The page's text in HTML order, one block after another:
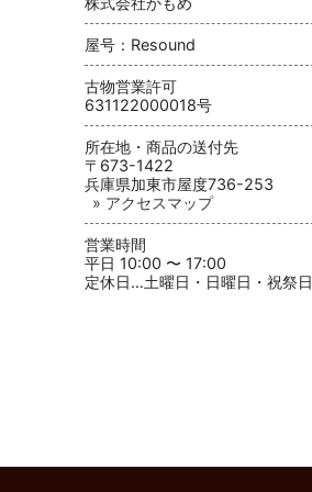
屋号：Resound
古物営業許可
631122000018号
所在地・商品の送付先
〒673-1422
兵庫県加東市屋度736-253
» アクセスマップ
営業時間
平日 10:00 〜 17:00
定休日…土曜日・日曜日・祝祭日